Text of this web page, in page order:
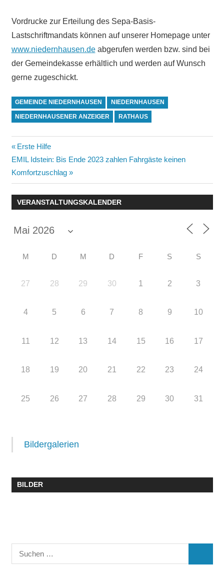
Vordrucke zur Erteilung des Sepa-Basis-
Lastschriftmandats können auf unserer Homepage unter
www.niedernhausen.deabgerufen werden bzw. sind bei
der Gemeindekasse erhältlich und werden auf Wunsch
gerne zugeschickt.
GEMEINDE NIEDERNHAUSEN NIEDERNHAUSEN
NIEDERNHAUSENER ANZEIGER RATHAUS
Beitragsnavigation
Vorheriger
Beitrag:
Erste Hilfe
Nächster
Beitrag:
EMIL Idstein: Bis Ende 2023 zahlen Fahrgäste keinen
Komfortzuschlag
VERANSTALTUNGSKALENDER
M D M D F S S
27 28 29 30 1 2 3
4 5 6 7 8 9 10
11 12 13 14 15 16 17
18 19 20 21 22 23 24
25 26 27 28 29 30 31
Bildergalerien
BILDER
Suchen
nach: